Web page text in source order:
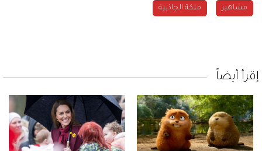
مشاهير ملكة الجاذبية
إقرأ أيضاً